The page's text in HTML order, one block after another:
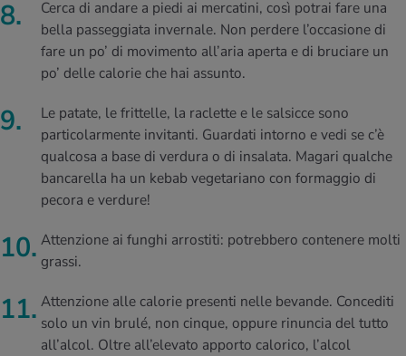
Cerca di andare a piedi ai mercatini, così potrai fare una
bella passeggiata invernale. Non perdere l’occasione di
fare un po’ di movimento all’aria aperta e di bruciare un
po’ delle calorie che hai assunto.
Le patate, le frittelle, la raclette e le salsicce sono
particolarmente invitanti. Guardati intorno e vedi se c’è
qualcosa a base di verdura o di insalata. Magari qualche
bancarella ha un kebab vegetariano con formaggio di
pecora e verdure!
Attenzione ai funghi arrostiti: potrebbero contenere molti
grassi.
Attenzione alle calorie presenti nelle bevande. Concediti
solo un vin brulé, non cinque, oppure rinuncia del tutto
all’alcol. Oltre all’elevato apporto calorico, l’alcol